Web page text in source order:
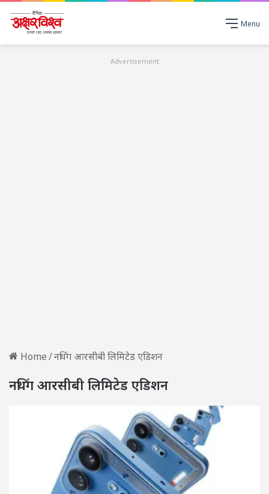
Menu
Advertisement
Home/नथिंग आरसीबी लिमिटेड एडिशन
नथिंग आरसीबी लिमिटेड एडिशन